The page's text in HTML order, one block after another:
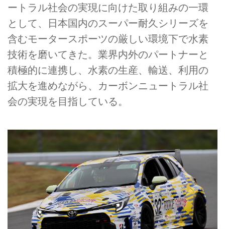
ートラル社会の実現に向けた取り組みの一環
として、日本国内のスーパー耐久シリーズを
含むモータースポーツの厳しい環境下で水素
技術を磨いてきた。業界内外のパートナーと
積極的に連携し、水素の生産、輸送、利用の
拡大を進めながら、カーボンニュートラル社
会の実現を目指している。